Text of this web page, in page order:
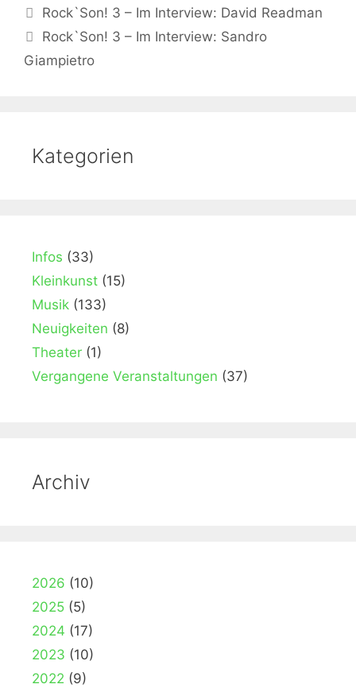
Rock`Son! 3 – Im Interview: David Readman
Rock`Son! 3 – Im Interview: Sandro
Giampietro
Kategorien
Infos (33)
Kleinkunst (15)
Musik (133)
Neuigkeiten (8)
Theater (1)
Vergangene Veranstaltungen (37)
Archiv
2026 (10)
2025 (5)
2024 (17)
2023 (10)
2022 (9)